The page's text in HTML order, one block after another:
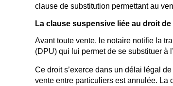
clause de substitution permettant au
La clause suspensive liée au droit
Avant toute vente, le notaire notifie la
(DPU) qui lui permet de se substituer à
Ce droit s’exerce dans un délai légal
vente entre particuliers est annulée. La